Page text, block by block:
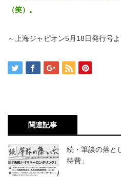
（笑）。
～上海ジャピオン5月18日発行号よ
関連記事
続・筆談の落と
待費」